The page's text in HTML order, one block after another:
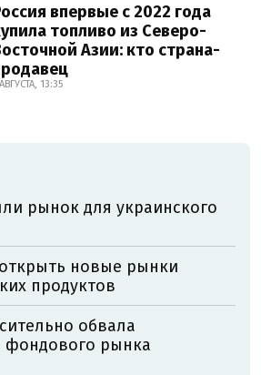
впервые с 2022 года
топливо из Северо-
Азии: кто страна-
13:35
рынок для украинского
новые рынки
продуктов
обвала
фондового рынка